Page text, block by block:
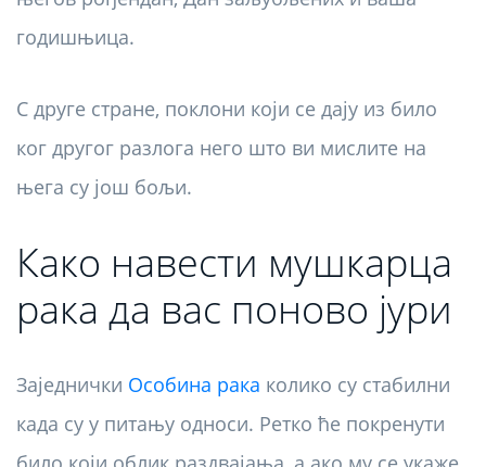
годишњица.
С друге стране, поклони који се дају из било
ког другог разлога него што ви мислите на
њега су још бољи.
Како навести мушкарца
рака да вас поново јури
Заједнички Особина рака колико су стабилни
када су у питању односи. Ретко ће покренути